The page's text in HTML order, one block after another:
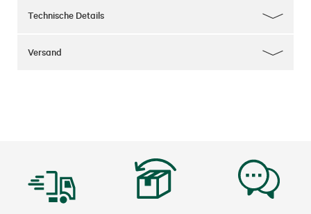
Technische Details
Versand